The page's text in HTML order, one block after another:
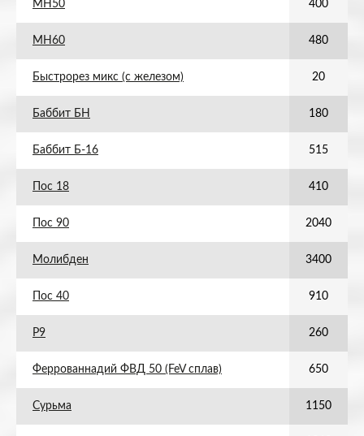
МН50 400
МН60 480
Быстрорез микс (с железом) 20
Баббит БН 180
Баббит Б-16 515
Пос 18 410
Пос 90 2040
Молибден 3400
Пос 40 910
Р9 260
Феррованнадий ФВД 50 (FeV сплав) 650
Сурьма 1150